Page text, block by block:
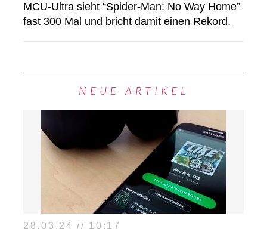
MCU-Ultra sieht “Spider-Man: No Way Home”
fast 300 Mal und bricht damit einen Rekord.
NEUE ARTIKEL
28.03.24 // 10:17